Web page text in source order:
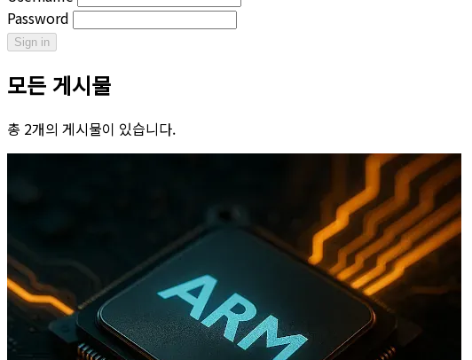
Password
Sign in
모든 게시물
총 2개의 게시물이 있습니다.